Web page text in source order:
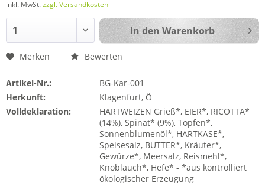
inkl. MwSt.zzgl. Versandkosten
In den Warenkorb
Merken Bewerten
Artikel-Nr.:
BG-Kar-001
Herkunft:
Klagenfurt, Ö
Volldeklaration:
HARTWEIZEN Grieß*, EIER*, RICOTTA*
(14%), Spinat* (9%), Topfen*,
Sonnenblumenöl*, HARTKÄSE*,
Speisesalz, BUTTER*, Kräuter*,
Gewürze*, Meersalz, Reismehl*,
Knoblauch*, Hefe* - *aus kontrolliert
ökologischer Erzeugung